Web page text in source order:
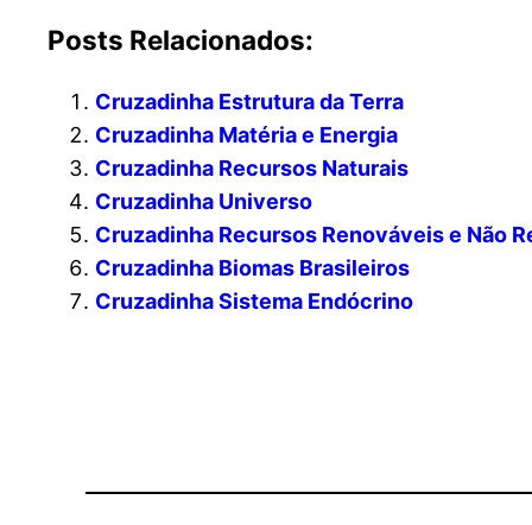
Posts Relacionados:
Cruzadinha Estrutura da Terra
Cruzadinha Matéria e Energia
Cruzadinha Recursos Naturais
Cruzadinha Universo
Cruzadinha Recursos Renováveis e Não
Cruzadinha Biomas Brasileiros
Cruzadinha Sistema Endócrino